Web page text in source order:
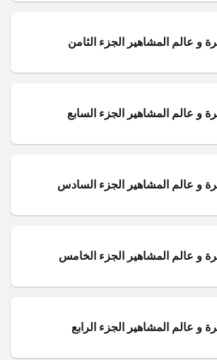
و عالم المشاهير الجزء الثامن
و عالم المشاهير الجزء السابع
و عالم المشاهير الجزء السادس
و عالم المشاهير الجزء الخامس
و عالم المشاهير الجزء الرابع